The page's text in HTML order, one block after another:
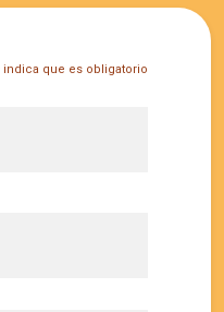
indica que es obligatorio